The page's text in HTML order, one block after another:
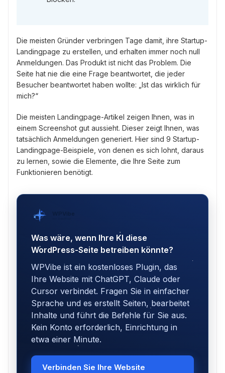
Die meisten Gründer verbringen Tage damit, ihre Startup-
Landingpage zu erstellen, und erhalten immer noch null
Anmeldungen. Das Produkt ist nicht das Problem. Die
Seite hat nie die eine Frage beantwortet, die jeder
Besucher beantwortet haben wollte: „Ist das wirklich für
mich?“
Die meisten Landingpage-Artikel zeigen Ihnen, was in
einem Screenshot gut aussieht. Dieser zeigt Ihnen, was
tatsächlich Anmeldungen generiert. Hier sind 9 Startup-
Landingpage-Beispiele, von denen es sich lohnt, daraus
zu lernen, sowie die Elemente, die Ihre Seite zum
Funktionieren benötigt.
WPVibe
Was wäre, wenn Ihre KI diese
WordPress-Seite betreiben könnte?
WPVibe ist ein kostenloses Plugin, das
Ihre Website mit ChatGPT, Claude oder
Cursor verbindet. Fragen Sie in einfacher
Sprache und es erstellt Seiten, bearbeitet
Inhalte und führt die Befehle für Sie aus.
Kein Konto erforderlich, Einrichtung in
etwa einer Minute.
Verbinden Sie Ihre Website